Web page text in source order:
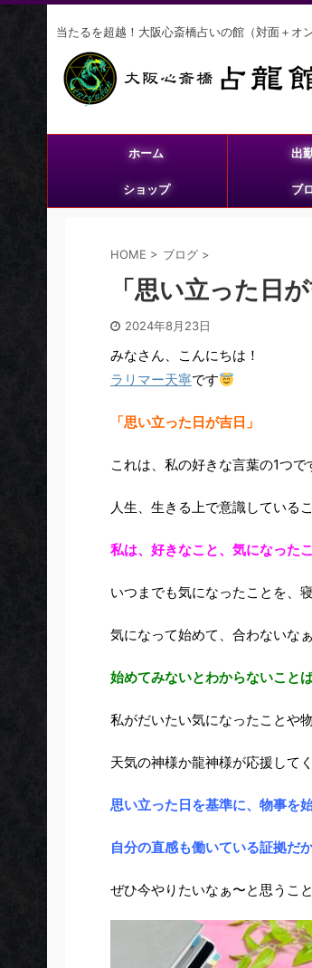
当たるを超越！大阪心斎橋占いの館（対面＋オ
ホーム 出
ショップ ブ
HOME > ブログ >
「思い立った日
2024年8月23日
みなさん、こんにちは！
ラリマー天寧です
「思い立った日が吉日」
これは、私の好きな言葉の1つで
人生、生きる上で意識している
私は、好きなこと、気になった
いつまでも気になったことを、
気になって始めて、合わないな
始めてみないとわからないこと
私がだいたい気になったことや
天気の神様か龍神様が応援して
思い立った日を基準に、物事を
自分の直感も働いている証拠だ
ぜひ今やりたいなぁ〜と思うこ